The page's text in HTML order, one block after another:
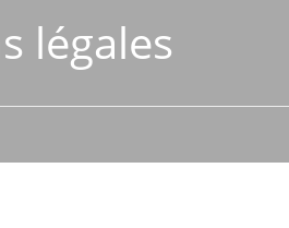
légales